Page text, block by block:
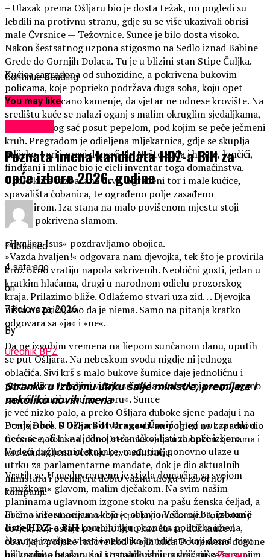
– Ulazak prema Ošljaru bio je dosta težak, no pogledi su
lebdili na protivnu stranu, gdje su se više ukazivali obrisi
male Čvrsnice — Težovnice. Sunce je bilo dosta visoko.
Nakon šestsatnog uzpona stigosmo na Sedlo iznad Babine
Grede do Gornjih Dolaca. Tu je u blizini stan Stipe Čuljka.
Kućica sagrađena od suhozidine, a pokrivena bukovim
policama, koje poprieko podržava duga soha, koju opet
pritišće nabacano kamenje, da vjetar ne odnese krovište. Na
središtu kuće se nalazi oganj s malim okruglim sjedaljkama,
a pokraj istog sać posut pepelom, pod kojim se peče ječmeni
kruh. Pregradom je odieljena mljekarnica, gdje se skuplja
mlijeko, vari i pravi domaći sir. Nešto suđa i hrane, lončići,
findžani i mlinac bio je cieli inventar toga domaćinstva.
Okolo kuće razbacana drva, ograđeni tor i male kućice,
spavališta čobanica, te ograđeno polje zasađeno
krumpirom. Iza stana na malo povišenom mjestu stoji
pojata pokrivena slamom.
»Hvaljen Isus« pozdravljamo obojica.
»Vazda hvaljen!« odgovara nam djevojka, tek što je provirila
kroz okno vratiju napola sakrivenih. Neobični gosti, jedan u
kratkim hlaćama, drugi u narodnom odielu prozorskog
kraja. Prilazimo bliže. Odlažemo stvari uza zid. . . Djevojka
ništa ne priča, kao da je niema. Samo na pitanja kratko
odgovara sa »ja« i »ne«.
Da ne izgubim vremena na liepom sunčanom danu, uputih
se put Ošljara. Na nebeskom svodu nigdje ni jednoga
oblačića. Sivi krš s malo bukove šumice daje jednoličnu i
pustu sliku. U daljini viđaju se stada ovaca, koja se polagano
pasući primiču svome »toru«. Sunce
je već nizko palo, a preko Ošljara duboke sjene padaju i na
Donje Doce. S Ošljara otvara se divan pogled na zapadni dio
Čvrsnice, dok se dolina Drežanke valja u dubokim sjenama i
kao zamagljena očekuje prvo sumračje.
Vratih se. U međuvremenu je stigla domaćica sa svojom
»mužkom« glavom, malim dječakom. Na svim našim
planinama uglavnom izgone stoku na pašu ženska čeljad, a
obično više stanova nadzire po koji muškarac. To je stariji
čovjek, koji ostaje po cielo ljeto kao čuvar, dok muževi
obavljaju poljske radove kod svojih kuća. Povremeno dogone
Continue Reading
You may like
Poznata imena kandidata HDZ-a BiH za
opće izbore 2026. godine
Published
4 sata ago
on
7 kolovoza, 2026
By
Urednik BPZ
Stranka u izbornu utrku šalje ministre, premijere i
nekoliko novih imena
PredsjednikHDZ-a BiH Dragan Čovićdrugi put zaredom
neće se naći ni na jednoj stranačkoj listi za opće izbore.
Vodeći dužnosnici stranke, međutim, ponovno ulaze u
utrku za parlamentarne mandate, dok je dio aktualnih
ministara i premijera dobio važnu ulogu u izbornoj
kampanji.
Prema informacijama koje je objavio Večernji.ba,izborne
liste HDZ-a BiHkombiniraju poznata politička imena,
članove izvršne vlasti i nekoliko kandidata koji dosad nisu
bili osobito istaknuti u stranačkoj hijerarhiji, pišeZoran